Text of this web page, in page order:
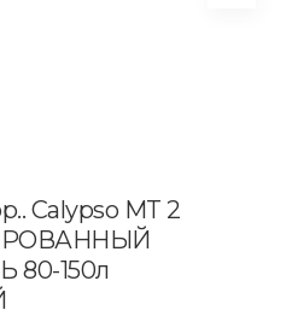
Calypso MT 2
150л